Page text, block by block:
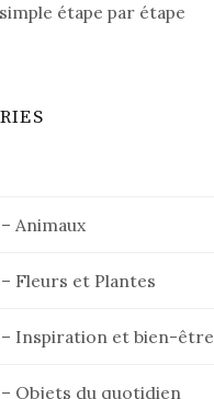
étape par étape
Animaux
Fleurs et Plantes
– Inspiration et bien-être
Objets du quotidien